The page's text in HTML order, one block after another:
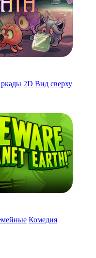
2D Вид сверху
Комедия